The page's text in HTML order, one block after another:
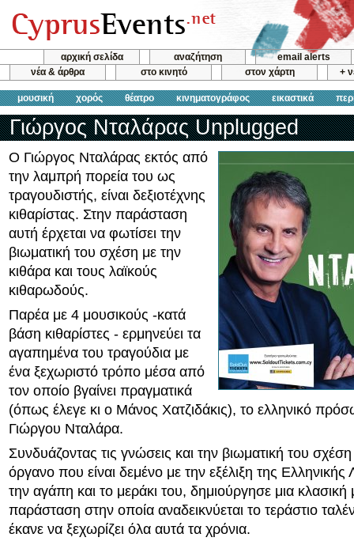
αρχική σελίδα αναζήτηση
email alerts
νέα & άρθρα
στο κινητό στον χάρτη +
μουσική χορός θέατρο κινηματογράφος εικαστικά
Γιώργος Νταλάρας Unplugged
Ο Γιώργος Νταλάρας εκτός από
την λαμπρή πορεία του ως
τραγουδιστής, είναι δεξιοτέχνης
κιθαρίστας. Στην παράσταση
αυτή έρχεται να φωτίσει την
βιωματική του σχέση με την
κιθάρα και τους λαϊκούς
κιθαρωδούς.
Παρέα με 4 μουσικούς -κατά
βάση κιθαρίστες - ερμηνεύει τα
αγαπημένα του τραγούδια με
ένα ξεχωριστό τρόπο μέσα από
τον οποίο βγαίνει πραγματικά
(όπως έλεγε κι ο Μάνος Χατζιδάκις), το ελληνικό
Γιώργου Νταλάρα.
Συνδυάζοντας τις γνώσεις και την βιωματική του
όργανο που είναι δεμένο με την εξέλιξη της Ελληνικής
την αγάπη και το μεράκι του, δημιούργησε μια κλασική
παράσταση στην οποία αναδεικνύεται το τεράστιο
έκανε να ξεχωρίζει όλα αυτά τα χρόνια.